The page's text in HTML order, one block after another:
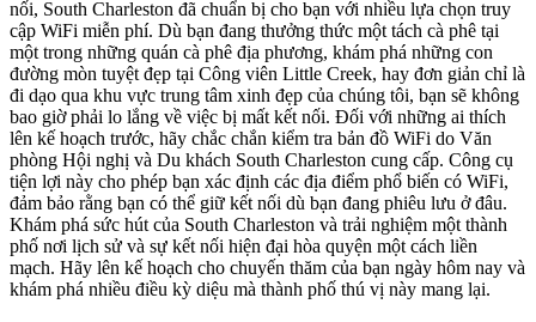
nối, South Charleston đã chuẩn bị cho bạn với nhiều lựa chọn truy
cập WiFi miễn phí. Dù bạn đang thưởng thức một tách cà phê tại
một trong những quán cà phê địa phương, khám phá những con
đường mòn tuyệt đẹp tại Công viên Little Creek, hay đơn giản chỉ là
đi dạo qua khu vực trung tâm xinh đẹp của chúng tôi, bạn sẽ không
bao giờ phải lo lắng về việc bị mất kết nối. Đối với những ai thích
lên kế hoạch trước, hãy chắc chắn kiểm tra bản đồ WiFi do Văn
phòng Hội nghị và Du khách South Charleston cung cấp. Công cụ
tiện lợi này cho phép bạn xác định các địa điểm phổ biến có WiFi,
đảm bảo rằng bạn có thể giữ kết nối dù bạn đang phiêu lưu ở đâu.
Khám phá sức hút của South Charleston và trải nghiệm một thành
phố nơi lịch sử và sự kết nối hiện đại hòa quyện một cách liền
mạch. Hãy lên kế hoạch cho chuyến thăm của bạn ngày hôm nay và
khám phá nhiều điều kỳ diệu mà thành phố thú vị này mang lại.